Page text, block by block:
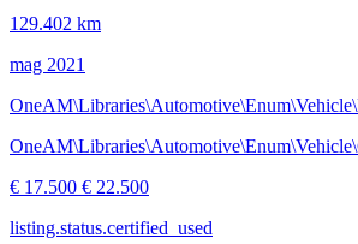
129.402 km
mag 2021
€ 17.500 € 22.500
listing.status.certified_used